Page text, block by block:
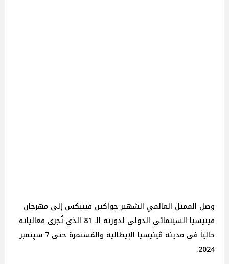
وصل الممثل العالمي الشهير چواكين فينيكس إلى مهرجان
ڤينيسيا السينمائي الدولي لدورته الـ 81 الذي تُجرى فعالياته
حالياً في مدينة ڤينيسيا الإيطالية والمُستمرة حتى 7 سپتمبر
2024.